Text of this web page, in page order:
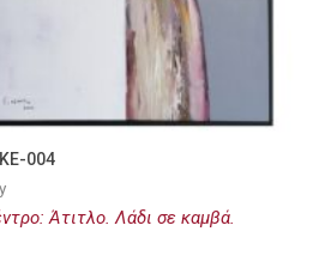
004
Άτιτλο. Λάδι σε καμβά.